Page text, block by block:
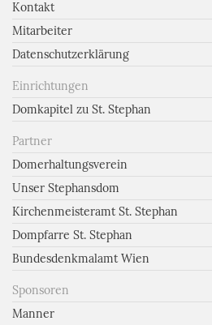
Kontakt
Mitarbeiter
Datenschutzerklärung
Einrichtungen
Domkapitel zu St. Stephan
Partner
Domerhaltungsverein
Unser Stephansdom
Kirchenmeisteramt St. Stephan
Dompfarre St. Stephan
Bundesdenkmalamt Wien
Sponsoren
Manner